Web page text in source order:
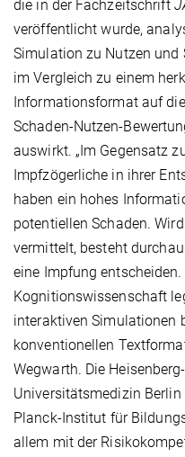
die in der Fachzeitschrift
veröffentlicht wurde,
Simulation zu Nutzen und
im Vergleich zu einem
Informationsformat auf
Schaden-Nutzen-
auswirkt. „Im Gegensatz
Impfzögerliche in ihrer
haben ein hohes
potentiellen Schaden.
vermittelt, besteht
eine Impfung
Kognitionswissenschaft
interaktiven Simulationen
konventionellen
Wegwarth. Die
Universitätsmedizin
Planck-Institut für
allem mit der